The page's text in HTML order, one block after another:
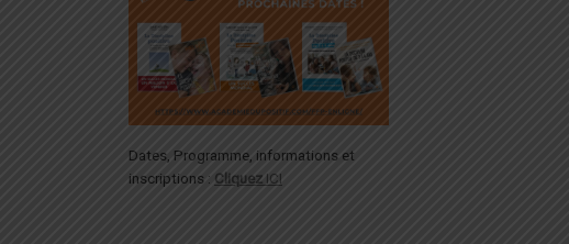
Dates, Programme, informations et
inscriptions : Cliquez ICI